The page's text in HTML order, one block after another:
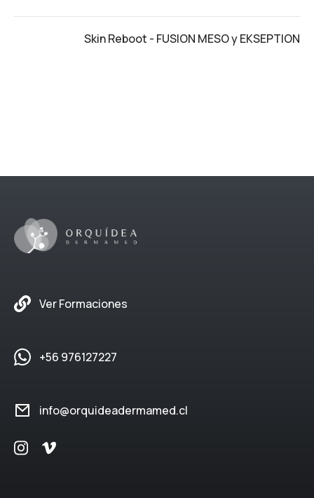
Skin Reboot - FUSION MESO y EKSEPTION
Ver Formaciones
+56 976127227
info@orquideadermamed.cl